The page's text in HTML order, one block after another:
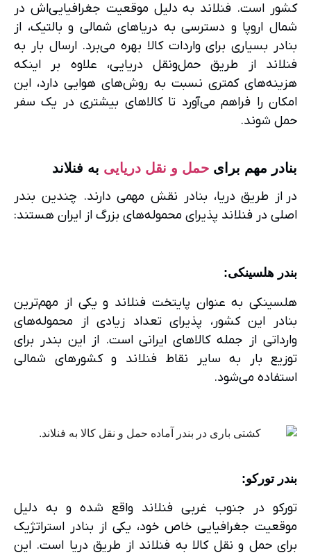
کشور است. فنلاند به دلیل موقعیت جغرافیایی‌اش در
شمال اروپا و دسترسی به دریاهای شمالی و بالتیک، از
بنادر بسیاری برای واردات کالا بهره می‌برد. ارسال بار به
فنلاند از طریق حمل‌ونقل دریایی، علاوه بر اینکه
هزینه‌های کمتری نسبت به روش‌های هوایی دارد، این
امکان را فراهم می‌آورد تا کالاهای بیشتری در یک سفر
حمل شوند.
بنادر مهم برای حمل و نقل دریایی به فنلاند
در از طریق دریا، بنادر نقش مهمی دارند. چندین بندر
اصلی در فنلاند پذیرای محموله‌های بزرگ از ایران هستند:
بندر هلسینکی:
هلسینکی به عنوان پایتخت فنلاند و یکی از مهم‌ترین
بنادر این کشور، پذیرای تعداد زیادی از محموله‌های
وارداتی از جمله کالاهای ایرانی است. از این بندر برای
توزیع بار به سایر نقاط فنلاند و کشورهای شمالی
استفاده می‌شود.
بندر تورکو:
تورکو در جنوب غربی فنلاند واقع شده و به دلیل
موقعیت جغرافیایی خاص خود، یکی از بنادر استراتژیک
برای حمل و نقل کالا به فنلاند از طریق دریا است. این